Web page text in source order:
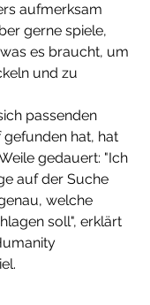
aufmerksam
gerne spiele,
es braucht, um
und zu
passenden
hat, hat
gedauert: "Ich
auf der Suche
welche
soll", erklärt